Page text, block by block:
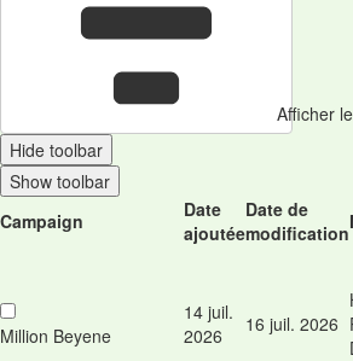
Afficher
Hide toolbar
Show toolbar
Campaign
Date
ajoutée
Date de
modification
Million Beyene
14 juil.
2026
16 juil. 2026